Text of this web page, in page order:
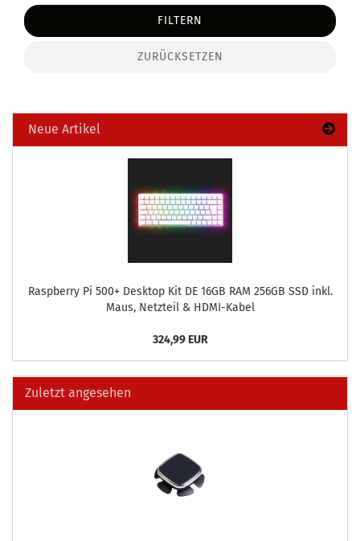
FILTERN
ZURÜCKSETZEN
Neue Artikel
Raspber­ry Pi 500+ Desk­top Kit DE 16GB RAM 256GB SSD inkl.
Maus, Netz­teil & HDMI-​Kabel
324,99 EUR
Zuletzt angesehen